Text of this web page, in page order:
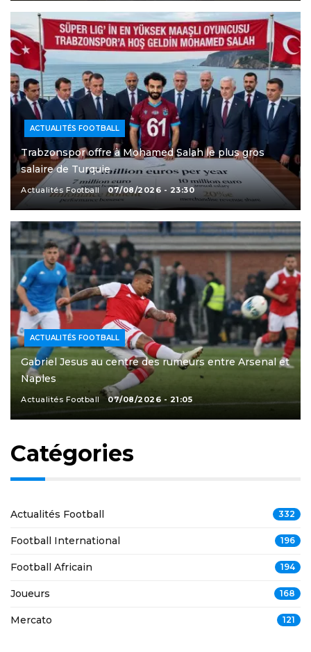
ACTUALITÉS FOOTBALL
Trabzonspor offre à Mohamed Salah le plus gros
salaire de Turquie
Actualités Football 07/08/2026 - 23:30
ACTUALITÉS FOOTBALL
Gabriel Jesus au centre des rumeurs entre Arsenal et
Naples
Actualités Football 07/08/2026 - 21:05
Catégories
Actualités Football 332
Football International 196
Football Africain 194
Joueurs 168
Mercato 121